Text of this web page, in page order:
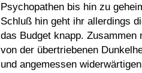
Psychopathen bis hin zu
Schluß hin geht ihr allerdings
das Budget knapp.
von der übertriebenen
und angemessen